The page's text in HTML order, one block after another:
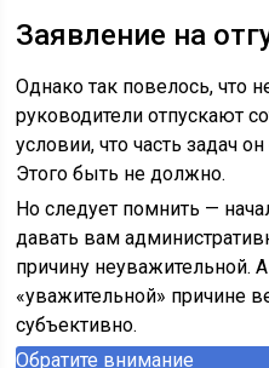
Заявление на
Однако так повелось, что
руководители отпускают
условии, что часть задач
Этого быть не должно.
Но следует помнить —
давать вам
причину неуважительной.
«уважительной» причине
субъективно.
Обратите внимание